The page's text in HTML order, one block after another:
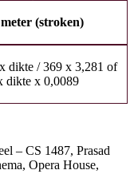
(stroken)
dikte / 369 x 3,281 of
dikte x 0,0089
– CS 1487, Prasad
Opera House,